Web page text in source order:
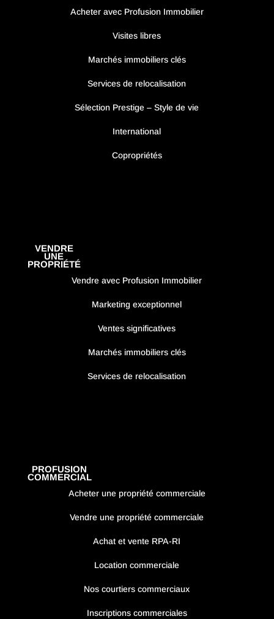
Acheter avec Profusion Immobilier
Visites libres
Marchés immobiliers clés
Services de relocalisation
Sélection Prestige – Style de vie
International
Copropriétés
VENDRE
UNE
PROPRIÉTÉ
Vendre avec Profusion Immobilier
Marketing exceptionnel
Ventes significatives
Marchés immobiliers clés
Services de relocalisation
PROFUSION
COMMERCIAL
Acheter une propriété commerciale
Vendre une propriété commerciale
Achat et vente RPA-RI
Location commerciale
Nos courtiers commerciaux
Inscriptions commerciales